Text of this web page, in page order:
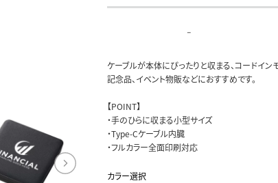
-
ケーブルが本体にぴったりと収まる、コードイ
記念品、イベント物販などにおすすめです。
【POINT】
・手のひらに収まる小型サイズ
・Type-Cケーブル内臓
・フルカラー全面印刷対応
カラー選択